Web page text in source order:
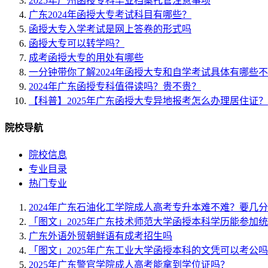
广东2024年函授大专考试科目有哪些？
函授大专入学考试是网上答卷的形式吗
函授大专可以转学吗？
成考函授大专的用处有哪些
一分钟带你了解2024年函授大专和自学考试具体有哪些不
2024年广东函授专科值得读吗？贵不贵？
【科普】2025年广东函授大专异地报考怎么办理居住证？
院校导航
院校信息
专业目录
热门专业
2024年广东石油化工学院成人高考专升本难不难？要几分
「图文」2025年广东技术师范大学函授本科学历能参加
广东外语外贸朝鲜语有成考招生吗
「图文」2025年广东工业大学函授本科的文凭可以考公吗
2025年广东警官学院成人高考能拿到学位证吗？